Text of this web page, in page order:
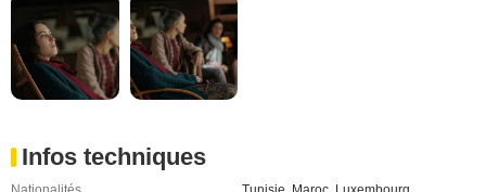
Infos techniques